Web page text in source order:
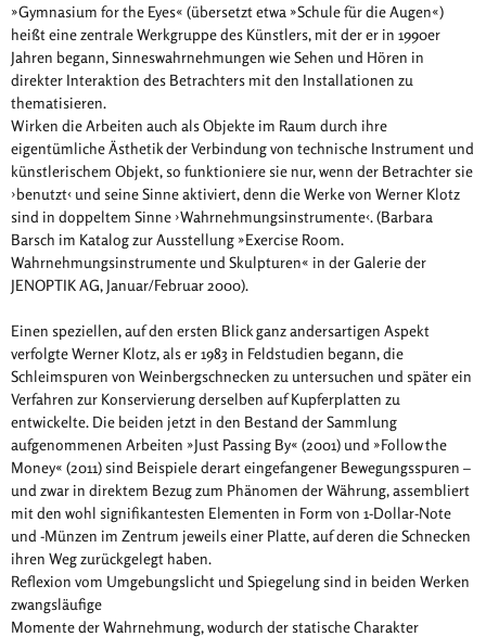
»Gymnasium for the Eyes« (übersetzt etwa »Schule für die Augen«)
heißt eine zentrale Werkgruppe des Künstlers, mit der er in 1990er
Jahren begann, Sinneswahrnehmungen wie Sehen und Hören in
direkter Interaktion des Betrachters mit den Installationen zu
thematisieren.
Wirken die Arbeiten auch als Objekte im Raum durch ihre
eigentümliche Ästhetik der Verbindung von technische Instrument und
künstlerischem Objekt, so funktioniere sie nur, wenn der Betrachter sie
›benutzt‹ und seine Sinne aktiviert, denn die Werke von Werner Klotz
sind in doppeltem Sinne ›Wahrnehmungsinstrumente‹. (Barbara
Barsch im Katalog zur Ausstellung »Exercise Room.
Wahrnehmungsinstrumente und Skulpturen« in der Galerie der
JENOPTIK AG, Januar/Februar 2000).
Einen speziellen, auf den ersten Blick ganz andersartigen Aspekt
verfolgte Werner Klotz, als er 1983 in Feldstudien begann, die
Schleimspuren von Weinbergschnecken zu untersuchen und später ein
Verfahren zur Konservierung derselben auf Kupferplatten zu
entwickelte. Die beiden jetzt in den Bestand der Sammlung
aufgenommenen Arbeiten »Just Passing By« (2001) und »Follow the
Money« (2011) sind Beispiele derart eingefangener Bewegungsspuren –
und zwar in direktem Bezug zum Phänomen der Währung, assembliert
mit den wohl signifikantesten Elementen in Form von 1-Dollar-Note
und -Münzen im Zentrum jeweils einer Platte, auf deren die Schnecken
ihren Weg zurückgelegt haben.
Reflexion vom Umgebungslicht und Spiegelung sind in beiden Werken
zwangsläufige
Momente der Wahrnehmung, wodurch der statische Charakter